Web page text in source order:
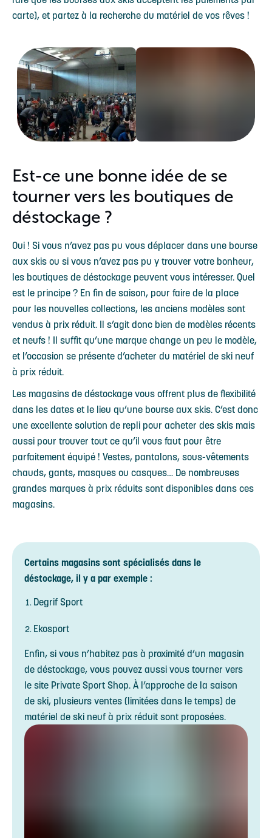
carte), et partez à la recherche du matériel de vos rêves !
Est-ce une bonne idée de se
tourner vers les boutiques de
déstockage ?
Oui ! Si vous n’avez pas pu vous déplacer dans une bourse
aux skis ou si vous n’avez pas pu y trouver votre bonheur,
les boutiques de déstockage peuvent vous intéresser. Quel
est le principe ? En fin de saison, pour faire de la place
pour les nouvelles collections, les anciens modèles sont
vendus à prix réduit. Il s’agit donc bien de modèles récents
et neufs ! Il suffit qu’une marque change un peu le modèle,
et l’occasion se présente d’acheter du matériel de ski neuf
à prix réduit.
Les magasins de déstockage vous offrent plus de flexibilité
dans les dates et le lieu qu’une bourse aux skis. C’est donc
une excellente solution de repli pour acheter des skis mais
aussi pour trouver tout ce qu’il vous faut pour être
parfaitement équipé ! Vestes, pantalons, sous-vêtements
chauds, gants, masques ou casques… De nombreuses
grandes marques à prix réduits sont disponibles dans ces
magasins.
Certains magasins sont spécialisés dans le
déstockage, il y a par exemple :
Degrif Sport
Ekosport
Enfin, si vous n’habitez pas à proximité d’un magasin
de déstockage, vous pouvez aussi vous tourner vers
le site Private Sport Shop. À l’approche de la saison
de ski, plusieurs ventes (limitées dans le temps) de
matériel de ski neuf à prix réduit sont proposées.